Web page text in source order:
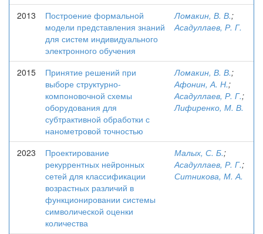
2013
Построение формальной
модели представления знаний
для систем индивидуального
электронного обучения
Ломакин, В. В.;
Асадуллаев, Р. Г.
2015
Принятие решений при
выборе структурно-
компоновочной схемы
оборудования для
субтрактивной обработки с
нанометровой точностью
Ломакин, В. В.;
Афонин, А. Н.;
Асадуллаев, Р. Г.;
Лифиренко, М. В.
2023
Проектирование
рекуррентных нейронных
сетей для классификации
возрастных различий в
функционировании системы
символической оценки
количества
Малых, С. Б.;
Асадуллаев, Р. Г.;
Ситникова, М. А.